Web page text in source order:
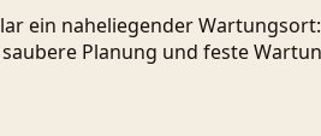
ein naheliegender
Planung und feste